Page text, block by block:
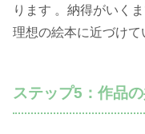
ります 。納得がいく
理想の絵本に近づけて
ステップ5：作品